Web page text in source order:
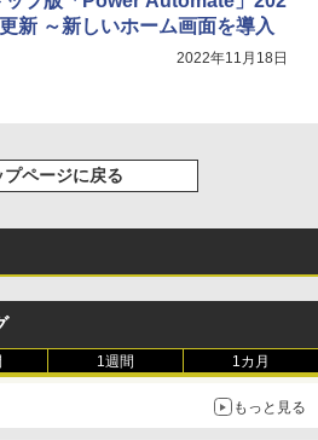
Amazon Kindle Scribe Colorsoft |
ンチカラーディスプレイ、64GBスト
ジ、ノート機能搭載、明るさ自動調
新 ～新しいホーム画面を導入
2022年11月18日
プページに戻る
1週間 1カ月
もっと見る